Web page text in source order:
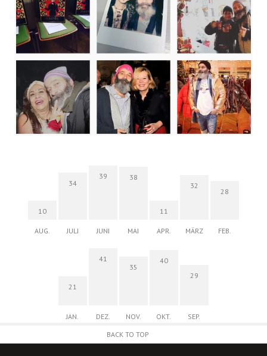
10
AUG.
34
JULI
39
JUNI
38
MAI
11
APR.
32
MÄRZ
28
FEB.
21
JAN.
41
DEZ.
35
NOV.
40
OKT.
29
SEP.
BACK TO TOP